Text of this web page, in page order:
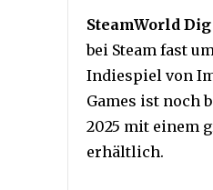
SteamWorld Dig
bei Steam fast
Indiespiel von
Games ist noch
2025 mit einem
erhältlich.